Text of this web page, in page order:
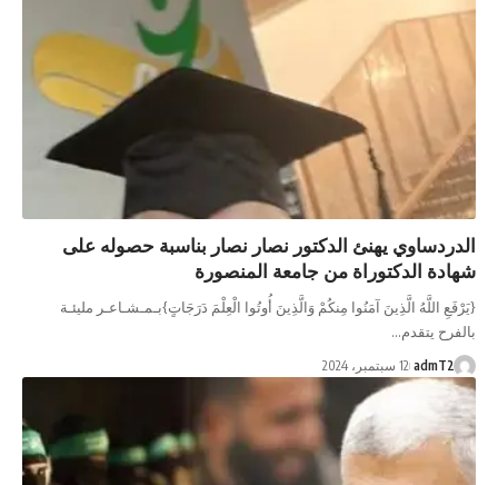
الدردساوي يهنئ الدكتور نصار نصار بناسبة حصوله على
شهادة الدكتوراة من جامعة المنصورة
{‏‏يَرْفَعِ اللَّهُ الَّذِينَ آمَنُوا مِنكُمْ وَالَّذِينَ أُوتُوا الْعِلْمَ دَرَجَاتٍ‏}بـمـشـاعـر مليئـة
بالفرح يتقدم…
admT2 12 سبتمبر، 2024